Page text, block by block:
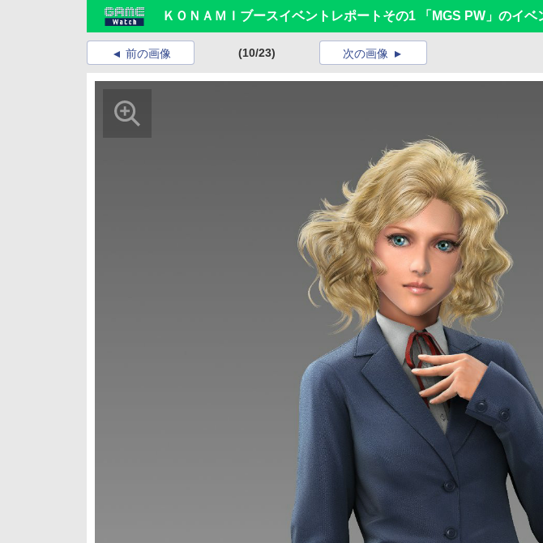
ＫＯＮＡＭＩブースイベントレポートその1 「MGS PW」のイベ
前の画像 (10/23) 次の画像